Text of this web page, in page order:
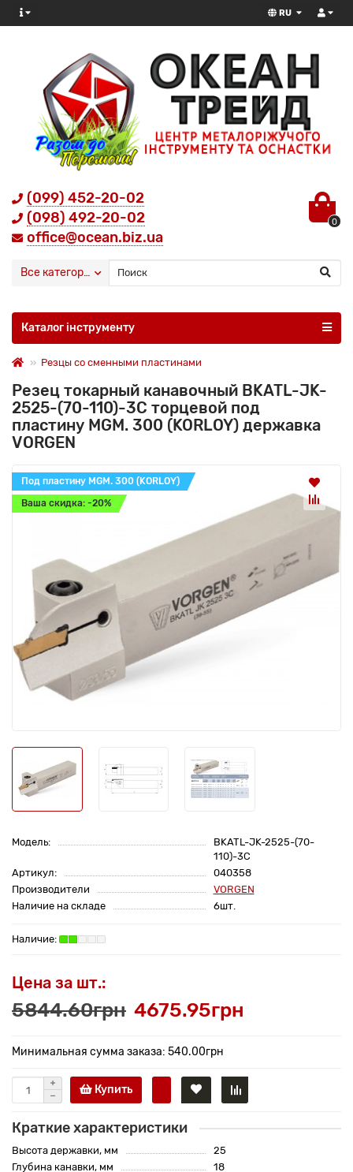
RU
(099) 452-20-02
(098) 492-20-02
office@ocean.biz.ua
0
Все категории
Каталог інструменту
Резцы со сменными пластинами
Резец токарный канавочный BKATL-JK-
2525-(70-110)-3C торцевой под
пластину MGM. 300 (KORLOY) державка
VORGEN
Под пластину MGM. 300 (KORLOY)
Ваша скидка: -20%
Модель:
BKATL-JK-2525-(70-
110)-3C
Артикул:
040358
Производители
VORGEN
Наличие на складе
6шт.
Цена за шт.:
5844.60грн 4675.95грн
Минимальная сумма заказа: 540.00грн
Купить
Краткие характеристики
Высота державки, мм
25
Глубина канавки, мм
18